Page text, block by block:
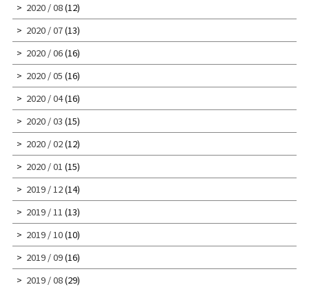
2020 / 08(12)
2020 / 07(13)
2020 / 06(16)
2020 / 05 (16)
2020 / 04(16)
2020 / 03 (15)
2020 / 02(12)
2020 / 01 (15)
2019 / 12(14)
2019 / 11 (13)
2019 / 10(10)
2019 / 09(16)
2019 / 08(29)